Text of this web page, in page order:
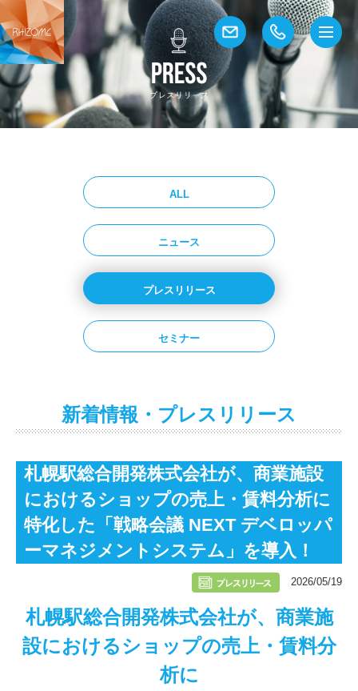
ALL
ニュース
プレスリリース
セミナー
新着情報・プレスリリース
札幌駅総合開発株式会社が、商業施設
におけるショップの売上・賃料分析に
特化した「戦略会議 NEXT デベロッパ
ーマネジメントシステム」を導入！
2026/05/19
札幌駅総合開発株式会社が、商業施
設におけるショップの売上・賃料分
析に